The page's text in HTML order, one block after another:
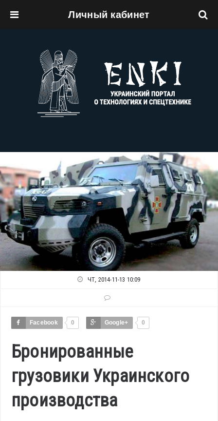
Личный кабинет
ЧТ, 2014-11-13 10:09
Facebook 0 Google+ 0
Бронированные
грузовики Украинского
производства